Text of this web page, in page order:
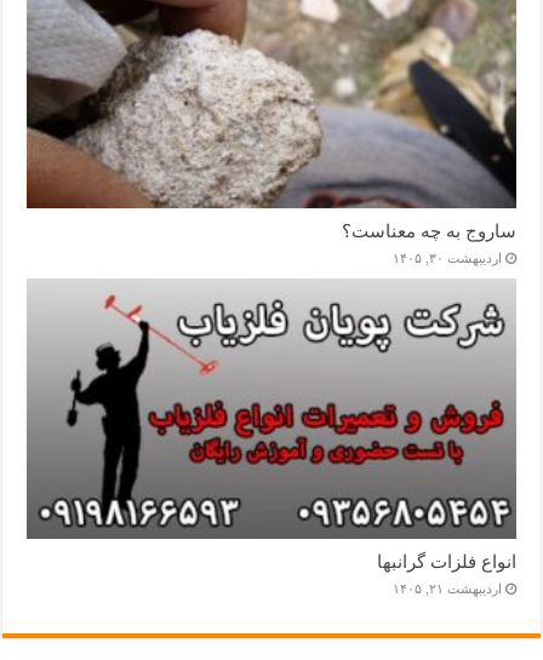
ساروج به چه معناست؟
اردیبهشت ۳۰, ۱۴۰۵
انواع فلزات گرانبها
اردیبهشت ۲۱, ۱۴۰۵